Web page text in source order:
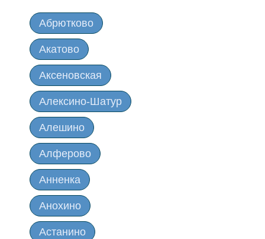
Луховицкий район
Можайский район
Мытищинский район
Наро-Фоминский район
Ногинский район
Одинцовский район
Озерецкий район
Павловский посад
Подольский район
Абрютково
Акатово
Аксеновская
Алексино-Шатур
Алешино
Алферово
Анненка
Анохино
Астанино